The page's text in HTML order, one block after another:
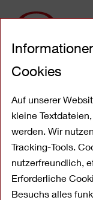
Cookies
Auf unserer
kleine
werden. Wir
Tracking-Tools.
nutzerfreundlich,
Erforderliche
Besuchs alles
zum
InhaltÜber die